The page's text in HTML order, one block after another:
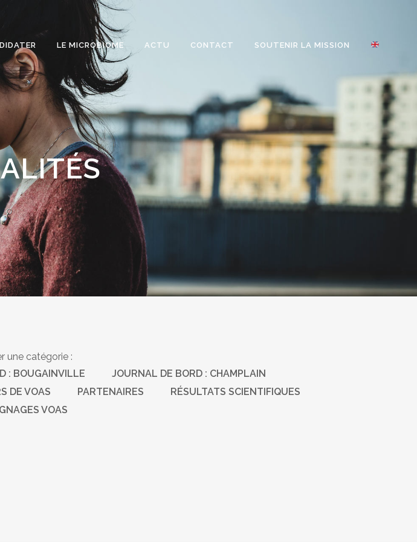
LE MICROBIOME ACTU CONTACT SOUTENIR LA MISSION
une catégorie :
: BOUGAINVILLE
JOURNAL DE BORD : CHAMPLAIN
DE VOAS PARTENAIRES
RÉSULTATS SCIENTIFIQUES
VOAS